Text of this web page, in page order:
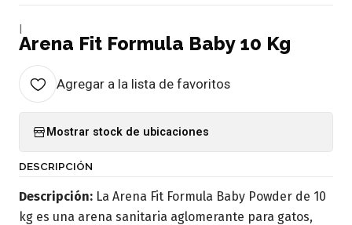
Arena Fit Formula Baby 10 Kg
Agregar a la lista de favoritos
Mostrar stock de ubicaciones
DESCRIPCIÓN
Descripción: La Arena Fit Formula Baby Powder de 10
kg es una arena sanitaria aglomerante para gatos,